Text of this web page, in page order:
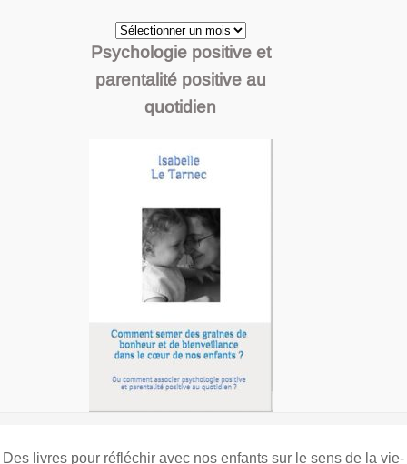
Archives
Psychologie positive et
parentalité positive au
quotidien
Des livres pour réfléchir avec nos enfants sur le sens de la vie-